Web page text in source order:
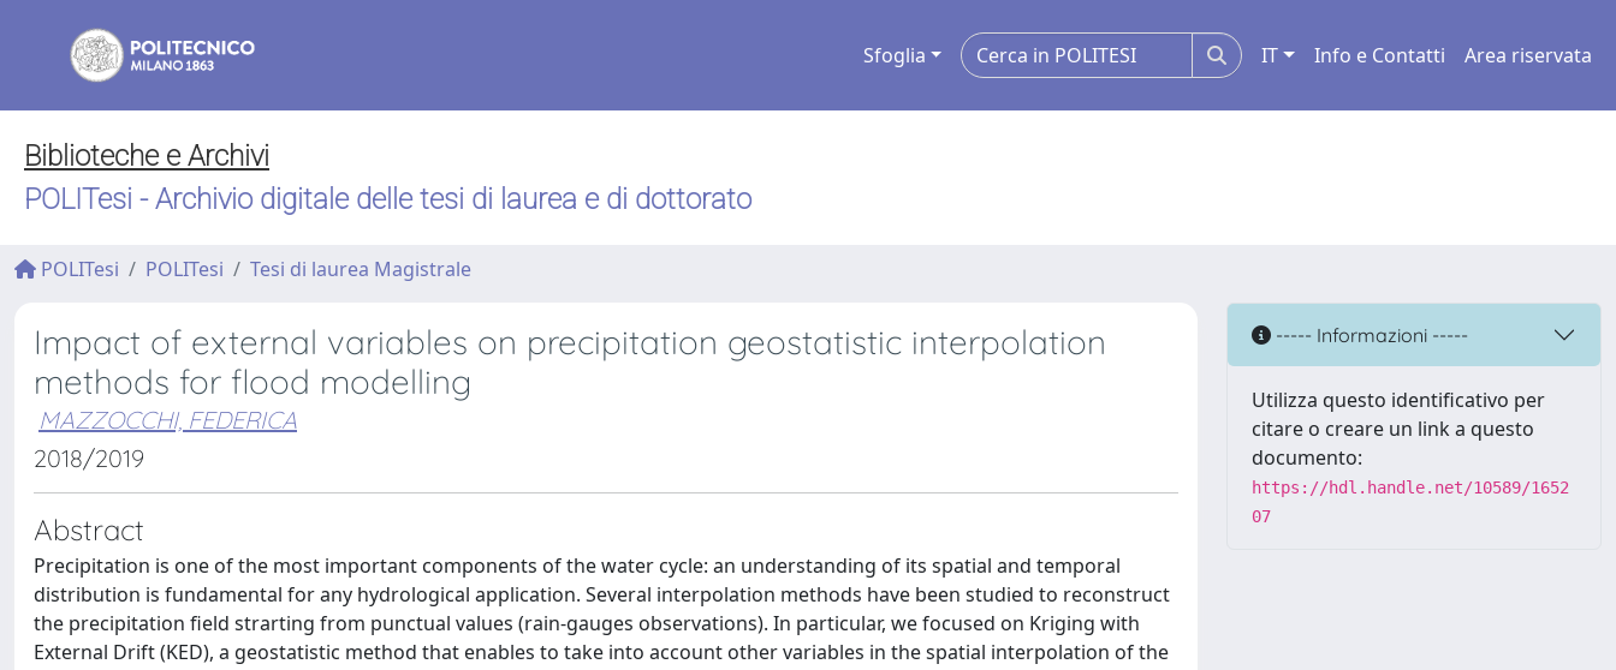
Sfoglia IT Info e Contatti Area riservata
Biblioteche e Archivi
POLITesi - Archivio digitale delle tesi di laurea e di dottorato
POLITesi POLITesi Tesi di laurea Magistrale
Impact of external variables on precipitation geostatistic interpolation
methods for flood modelling
MAZZOCCHI, FEDERICA
2018/2019
Abstract
Precipitation is one of the most important components of the water cycle: an understanding of its spatial and temporal
distribution is fundamental for any hydrological application. Several interpolation methods have been studied to reconstruct
the precipitation field strarting from punctual values (rain-gauges observations). In particular, we focused on Kriging with
External Drift (KED), a geostatistic method that enables to take into account other variables in the spatial interpolation of the
----- Informazioni -----
Utilizza questo identificativo per
citare o creare un link a questo
documento:
https://hdl.handle.net/10589/1652
07